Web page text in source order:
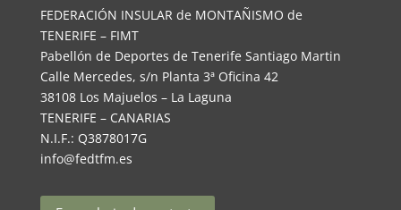
FEDERACIÓN INSULAR de MONTAÑISMO de
TENERIFE – FIMT
Pabellón de Deportes de Tenerife Santiago Martin
Calle Mercedes, s/n Planta 3ª Oficina 42
38108 Los Majuelos – La Laguna
TENERIFE – CANARIAS
N.I.F.: Q3878017G
info@fedtfm.es